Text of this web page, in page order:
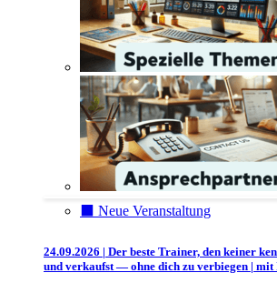
⬛️ Neue Veranstaltung
24.09.2026 | Der beste Trainer, den keiner
und verkaufst — ohne dich zu verbiegen | mit